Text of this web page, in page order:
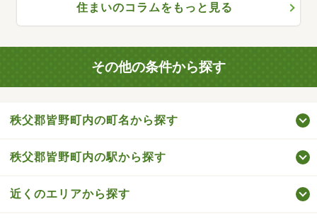
住まいのコラムをもっと見る
その他の条件から探す
秩父郡皆野町内の町名から探す
秩父郡皆野町内の駅から探す
近くのエリアから探す